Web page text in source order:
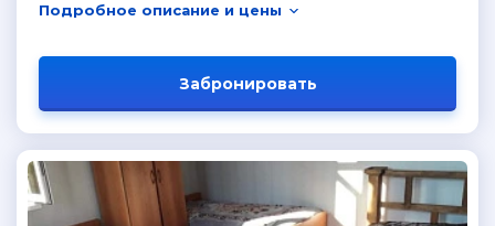
Подробное описание и цены
Забронировать